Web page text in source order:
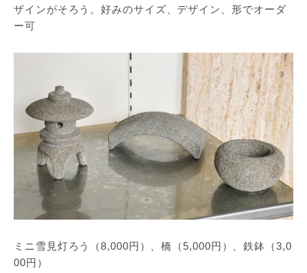
ザインがそろう。好みのサイズ、デザイン、形でオーダ
ー可
ミニ雪見灯ろう（8,000円）、橋（5,000円）、鉄鉢（3,0
00円）